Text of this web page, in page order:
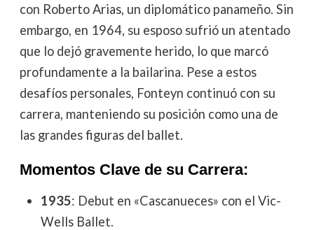
con Roberto Arias, un diplomático panameño. Sin
embargo, en 1964, su esposo sufrió un atentado
que lo dejó gravemente herido, lo que marcó
profundamente a la bailarina. Pese a estos
desafíos personales, Fonteyn continuó con su
carrera, manteniendo su posición como una de
las grandes figuras del ballet.
Momentos Clave de su Carrera:
1935: Debut en «Cascanueces» con el Vic-
Wells Ballet.